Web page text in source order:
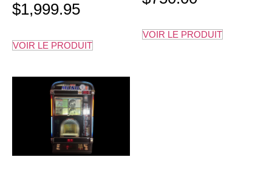
$1,999.95
VOIR LE PRODUIT
VOIR LE PRODUIT